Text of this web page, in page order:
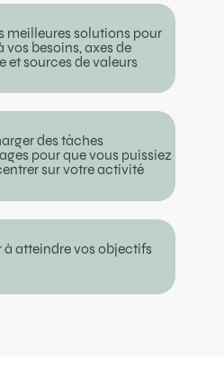
meilleures solutions pour
vos besoins, axes de
et sources de valeurs
des tâches
pour que vous puissiez
sur votre activité
à atteindre vos objectifs